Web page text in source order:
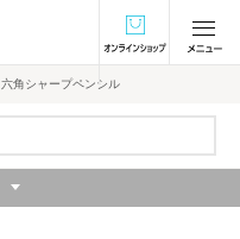
オンラインショ
六角シャープペンシル